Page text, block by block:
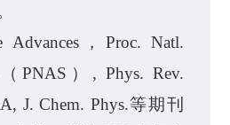
Advances，Proc. Natl.
（ PNAS） , Phys. Rev.
J. Chem. Phys.等期刊